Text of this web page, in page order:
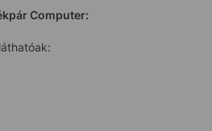
Computer: